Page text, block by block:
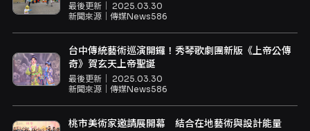
最後更新｜ 2025.03.30
新聞來源｜ 傳媒News586
台中傳統藝術巡演開鑼！秀琴歌劇團新版《上帝公傳
奇》賀玄天上帝聖誕
最後更新｜ 2025.03.30
新聞來源｜ 傳媒News586
桃市美術家邀請展開幕 結合在地藝術與設計能量